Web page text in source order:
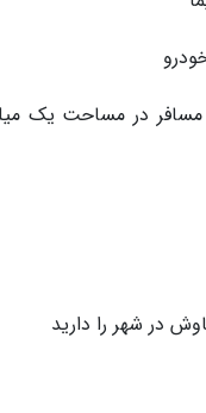
در شهر را دارید